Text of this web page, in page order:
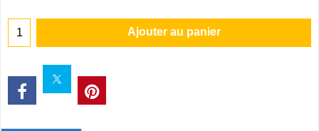
Ajouter au panier